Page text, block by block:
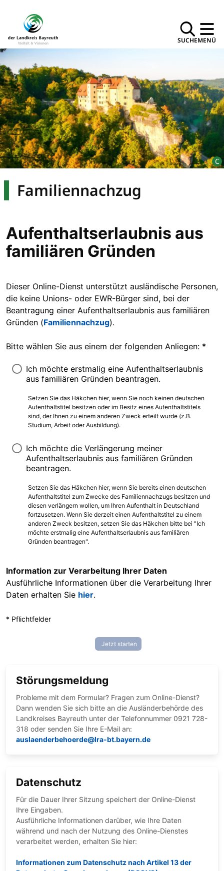
SUCHEMENÜ
Familiennachzug